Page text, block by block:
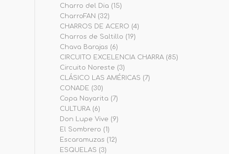
Charro del Dia (15)
CharroFAN (32)
CHARROS DE ACERO (4)
Charros de Saltillo (19)
Chava Barajas (6)
CIRCUITO EXCELENCIA CHARRA (85)
Circuito Noreste (3)
CLÁSICO LAS AMÉRICAS (7)
CONADE (30)
Copa Nayarita (7)
CULTURA (6)
Don Lupe Vive (9)
El Sombrero (1)
Escaramuzas (12)
ESQUELAS (3)